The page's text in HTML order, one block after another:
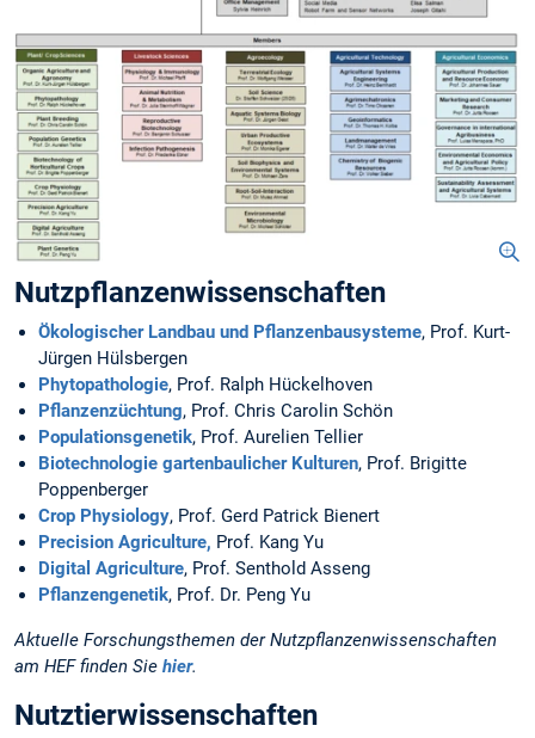
Nutzpflanzenwissenschaften
Ökologischer Landbau und Pflanzenbausysteme, Prof. Kurt-
Jürgen Hülsbergen
Phytopathologie, Prof. Ralph Hückelhoven
Pflanzenzüchtung, Prof. Chris Carolin Schön
Populationsgenetik, Prof. Aurelien Tellier
Biotechnologie gartenbaulicher Kulturen, Prof. Brigitte
Poppenberger
Crop Physiology, Prof. Gerd Patrick Bienert
Precision Agriculture, Prof. Kang Yu
Digital Agriculture, Prof. Senthold Asseng
Pflanzengenetik, Prof. Dr. Peng Yu
Aktuelle Forschungsthemen der Nutzpflanzenwissenschaften
am HEF finden Sie hier.
Nutztierwissenschaften